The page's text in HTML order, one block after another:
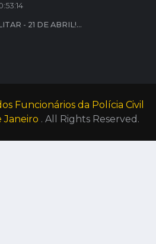
- 21 DE ABRIL!...
Funcionários da Polícia Civil
Janeiro . All Rights Reserved.